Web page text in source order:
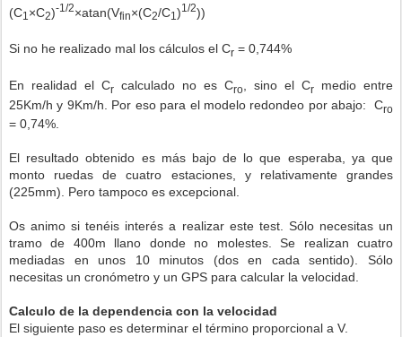
(C1 ×C2)-1/2×atan(Vfin×(C2/C1 )1/2))
Si no he realizado mal los cálculos el Cr = 0,744%
En realidad el Cr calculado no es Cro , sino el Cr
medio entre
25Km/h y 9Km/h. Por eso para el modelo redondeo por abajo:
Cro
= 0,74%.
El resultado obtenido es más bajo de lo que esperaba, ya que
monto ruedas de cuatro estaciones, y relativamente grandes
(225mm). Pero tampoco es excepcional.
Os animo si tenéis interés a realizar este test. Sólo necesitas un
tramo de 400m llano donde no molestes. Se realizan cuatro
mediadas en unos 10 minutos (dos en cada sentido). Sólo
necesitas un cronómetro y un GPS para calcular la velocidad.
Calculo de la dependencia con la velocidad
El siguiente paso es determinar el término proporcional a V.